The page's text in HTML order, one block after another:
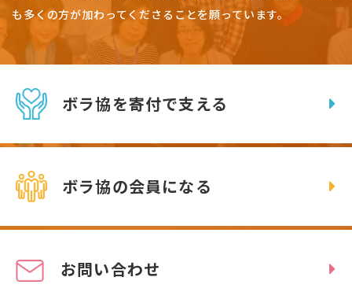
も多くの方が加わってくださることを願っています。
ボラ協を寄付で支える
ボラ協の会員になる
お問い合わせ